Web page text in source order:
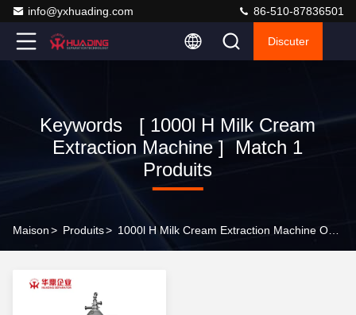
info@yxhuading.com 86-510-87836501
Discuter
Keywords [ 1000l H Milk Cream
Extraction Machine ] Match 1
Produits
Maison> Produits>